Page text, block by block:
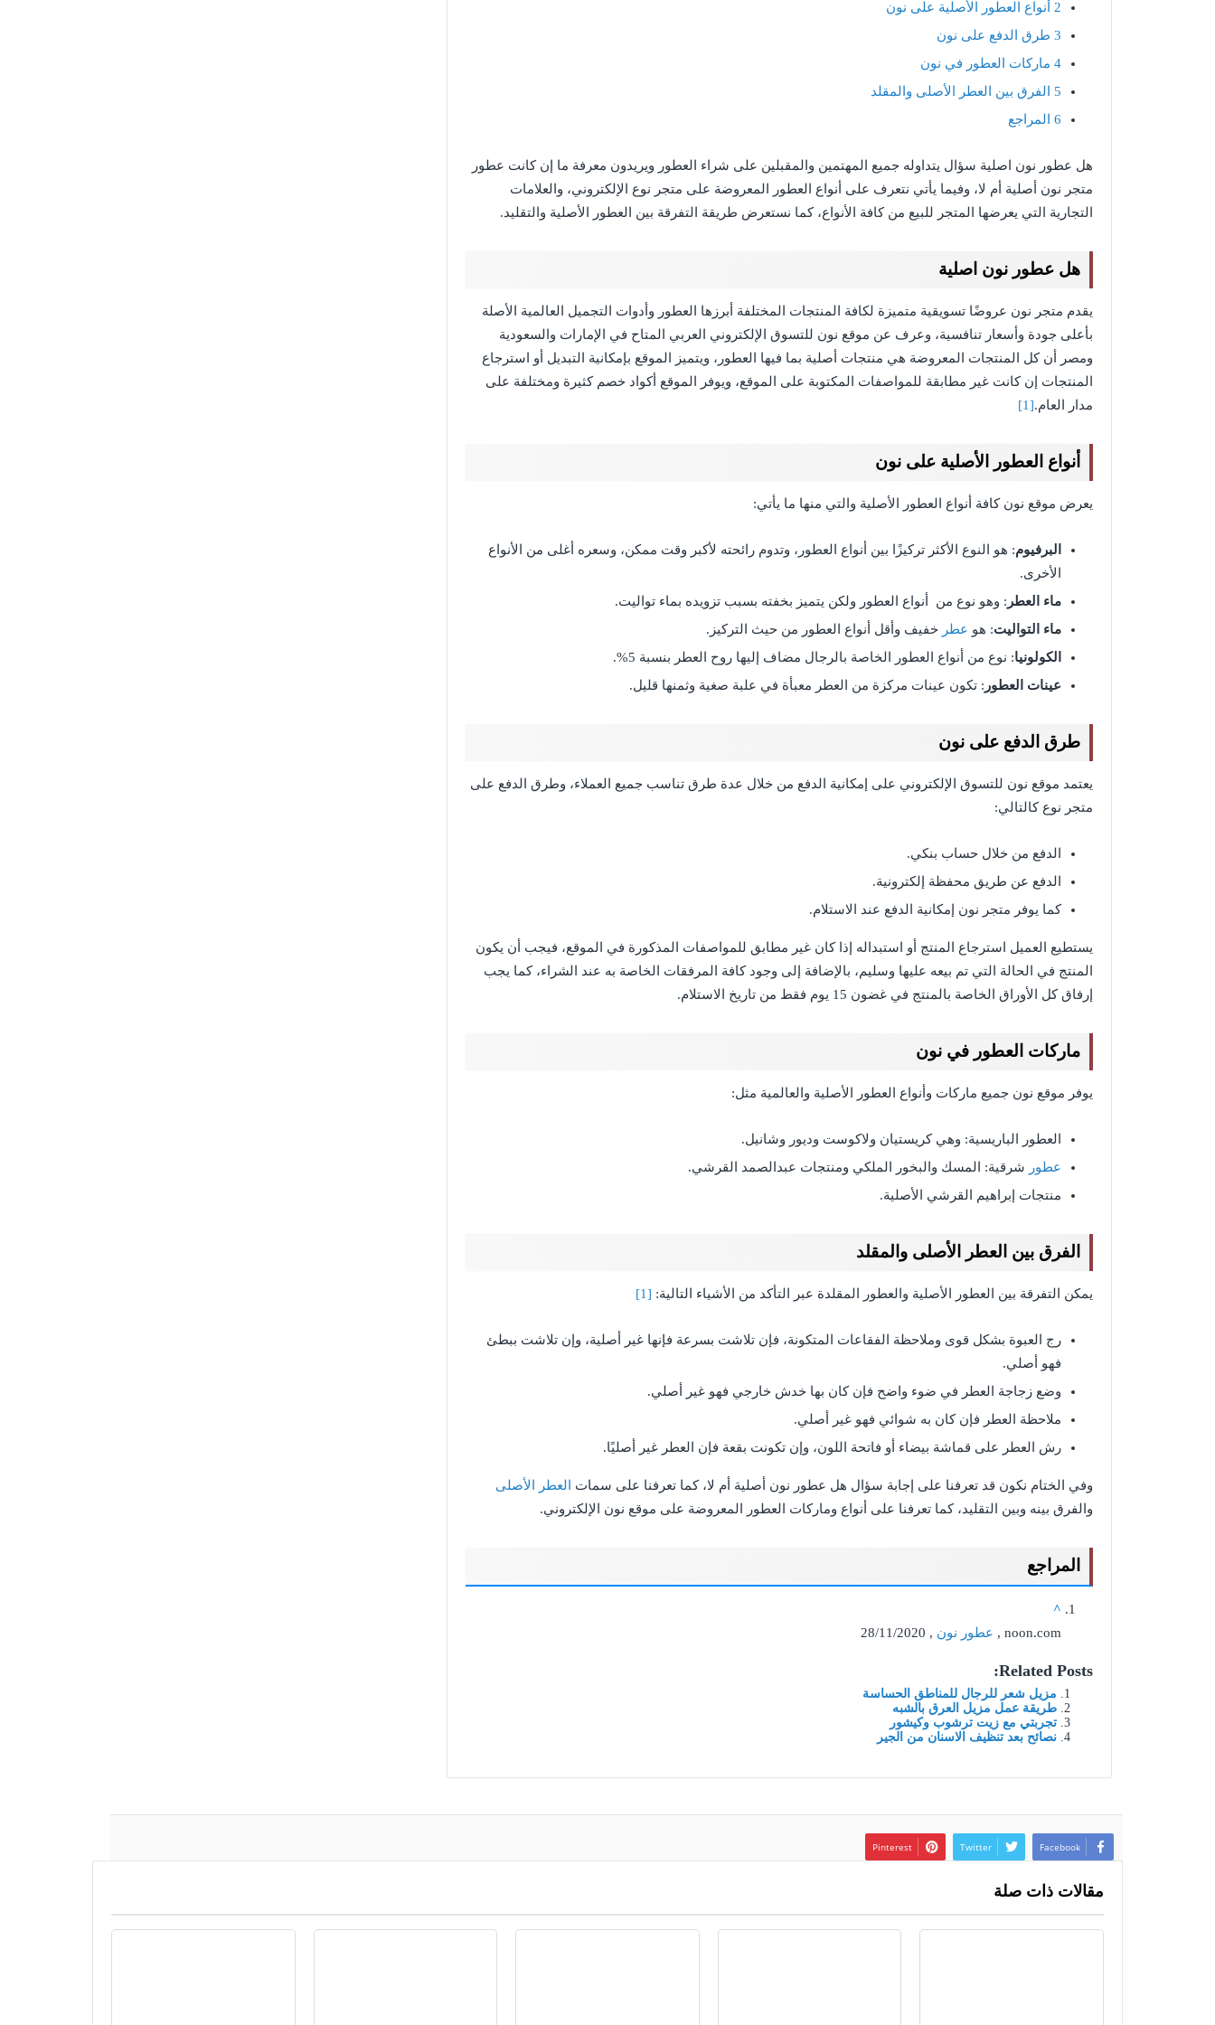
2 أنواع العطور الأصلية على نون
3 طرق الدفع على نون
4 ماركات العطور في نون
5 الفرق بين العطر الأصلى والمقلد
6 المراجع
هل عطور نون اصلية سؤال يتداوله جميع المهتمين والمقبلين على شراء العطور ويريدون معرفة ما إن كانت عطور
متجر نون أصلية أم لا، وفيما يأتي نتعرف على أنواع العطور المعروضة على متجر نوع الإلكتروني، والعلامات
التجارية التي يعرضها المتجر للبيع من كافة الأنواع، كما نستعرض طريقة التفرقة بين العطور الأصلية والتقليد.
هل عطور نون اصلية
يقدم متجر نون عروضًا تسويقية متميزة لكافة المنتجات المختلفة أبرزها العطور وأدوات التجميل العالمية الأصلة
بأعلى جودة وأسعار تنافسية، وعرف عن موقع نون للتسوق الإلكتروني العربي المتاح في الإمارات والسعودية
ومصر أن كل المنتجات المعروضة هي منتجات أصلية بما فيها العطور، ويتميز الموقع بإمكانية التبديل أو استرجاع
المنتجات إن كانت غير مطابقة للمواصفات المكتوبة على الموقع، ويوفر الموقع أكواد خصم كثيرة ومختلفة على
مدار العام.[1]
أنواع العطور الأصلية على نون
يعرض موقع نون كافة أنواع العطور الأصلية والتي منها ما يأتي:
البرفيوم: هو النوع الأكثر تركيزًا بين أنواع العطور، وتدوم رائحته لأكبر وقت ممكن، وسعره أغلى من الأنواع
الأخرى.
ماء العطر : وهو نوع من أنواع العطور ولكن يتميز بخفته بسبب تزويده بماء تواليت.
ماء التواليت: هو عطر خفيف وأقل أنواع العطور من حيث التركيز.
الكولونيا: نوع من أنواع العطور الخاصة بالرجال مضاف إليها روح العطر بنسبة 5%.
عينات العطور : تكون عينات مركزة من العطر معبأة في علبة صغية وثمنها قليل.
طرق الدفع على نون
يعتمد موقع نون للتسوق الإلكتروني على إمكانية الدفع من خلال عدة طرق تناسب جميع العملاء، وطرق الدفع على
متجر نوع كالتالي:
الدفع من خلال حساب بنكي.
الدفع عن طريق محفظة إلكترونية.
كما يوفر متجر نون إمكانية الدفع عند الاستلام.
يستطيع العميل استرجاع المنتج أو استبداله إذا كان غير مطابق للمواصفات المذكورة في الموقع، فيجب أن يكون
المنتج في الحالة التي تم بيعه عليها وسليم، بالإضافة إلى وجود كافة المرفقات الخاصة به عند الشراء، كما يجب
إرفاق كل الأوراق الخاصة بالمنتج في غضون 15 يوم فقط من تاريخ الاستلام.
ماركات العطور في نون
يوفر موقع نون جميع ماركات وأنواع العطور الأصلية والعالمية مثل:
العطور الباريسية: وهي كريستيان ولاكوست وديور وشانيل.
عطور شرقية: المسك والبخور الملكي ومنتجات عبدالصمد القرشي.
منتجات إبراهيم القرشي الأصلية.
الفرق بين العطر الأصلى والمقلد
يمكن التفرقة بين العطور الأصلية والعطور المقلدة عبر التأكد من الأشياء التالية: [1]
رج العبوة بشكل قوى وملاحظة الفقاعات المتكونة، فإن تلاشت بسرعة فإنها غير أصلية، وإن تلاشت ببطئ
فهو أصلي.
وضع زجاجة العطر في ضوء واضح فإن كان بها خدش خارجي فهو غير أصلي.
ملاحظة العطر فإن كان به شوائي فهو غير أصلي.
رش العطر على قماشة بيضاء أو فاتحة اللون، وإن تكونت بقعة فإن العطر غير أصليًا.
وفي الختام نكون قد تعرفنا على إجابة سؤال هل عطور نون أصلية أم لا، كما تعرفنا على سمات العطر الأصلى
والفرق بينه وبين التقليد، كما تعرفنا على أنواع وماركات العطور المعروضة على موقع نون الإلكتروني.
المراجع
^
noon.com ,
عطور نون , 28/11/2020
Related Posts:
مزيل شعر للرجال للمناطق الحساسة
طريقة عمل مزيل العرق بالشبه
تجربتي مع زيت ترشوب وكيشور
نصائح بعد تنظيف الاسنان من الجير
Facebook
Twitter
Pinterest
مقالات ذات صلة